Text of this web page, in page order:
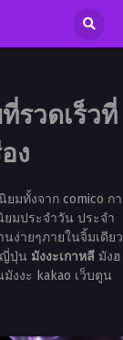
รวดเร็วที่
ง
มทั้งจาก comico กา
ยมประจำวัน ประจำ
ง่ายๆภายในจิ้มเดียว
ญี่ปุ่น มังงะเกาหลีมังฮ
งงะ kakao เว็บตูน